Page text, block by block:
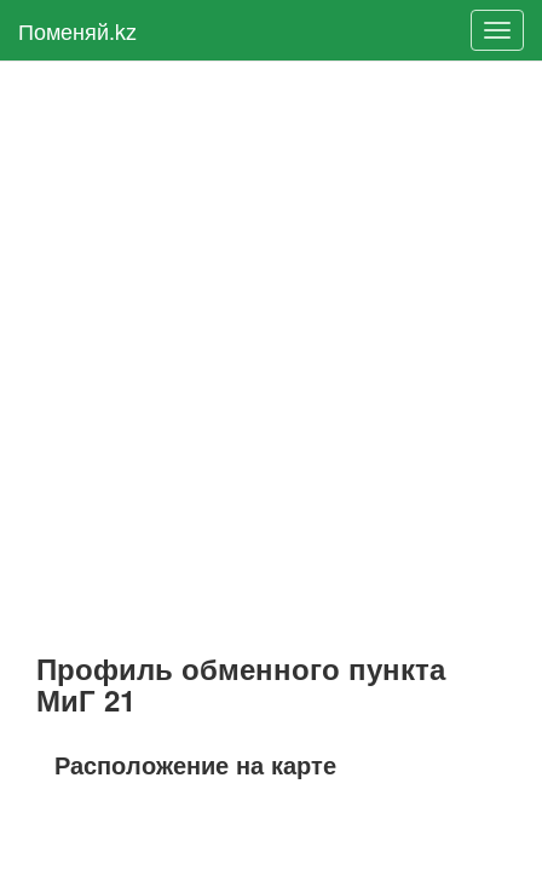
Поменяй.kz
Профиль обменного пункта
МиГ 21
Расположение на карте